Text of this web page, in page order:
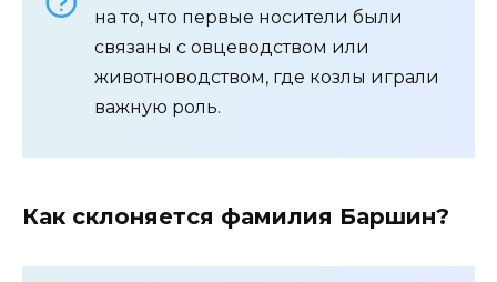
на то, что первые носители были
связаны с овцеводством или
животноводством, где козлы играли
важную роль.
Как склоняется фамилия Баршин?